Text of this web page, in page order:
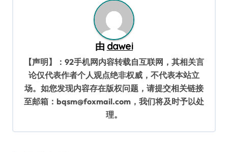
由 dawei
【声明】：92手机网内容转载自互联网，其相关言
论仅代表作者个人观点绝非权威，不代表本站立
场。如您发现内容存在版权问题，请提交相关链接
至邮箱：bqsm@foxmail.com，我们将及时予以处
理。